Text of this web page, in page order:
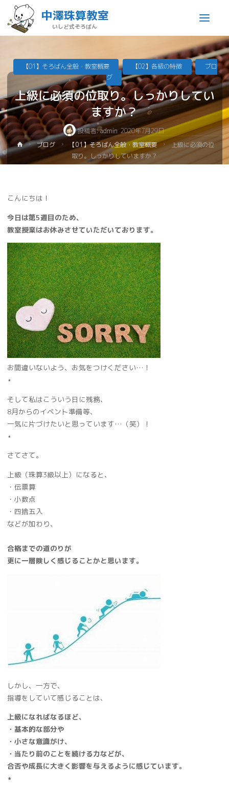
中澤珠算教室
いしど式そろばん
上級に必須の位取り。しっかりしてい
ますか？
投稿者:admin 2020年7月29日
【01】そろばん全般・教室概要 【02】各級の特徴
ブロ
グ
ブログ 【01】そろばん全般・教室概要
上級に必須の位
取り。しっかりしていますか？
こんにちは！
今日は第5週目のため、
教室授業はお休みさせていただいております。
お間違いないよう、お気をつけください…！
⋆
そして私はこういう日に残務、
8月からのイベント準備等、
一気に片づけたいと思っています…（笑）！
⋆
さてさて。
上級（珠算3級以上）になると、
・伝票算
・小数点
・四捨五入
などが加わり、
合格までの道のりが
更に一層険しく感じることかと思います。
しかし、一方で、
指導をしていて感じることは、
上級になればなるほど、
・基本的な部分や
・小さな意識がけ、
・当たり前のことを続ける力などが、
合否や成長に大きく影響を与えるように感じています。
⋆